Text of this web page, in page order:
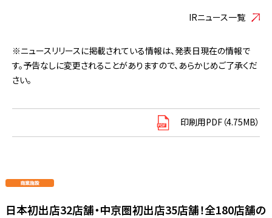
IRニュース一覧
※ニュースリリースに掲載されている情報は、発表日現在の情報で
す。予告なしに変更されることがありますので、あらかじめご了承くだ
さい。
印刷用PDF（4.75MB）
日本初出店32店舗・中京圏初出店35店舗！全180店舗の